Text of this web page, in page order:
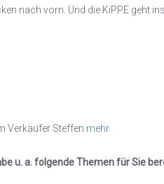
nach vorn. Und die KiPPE geht
Verkäufer Steffen mehr
u. a. folgende Themen für Sie